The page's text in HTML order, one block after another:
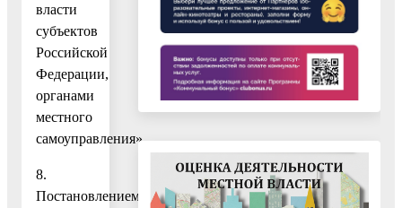
власти
субъектов
Российской
Федерации,
органами
местного
самоуправления».
8.
Постановлением